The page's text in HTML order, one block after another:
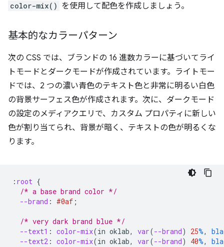
color-mix() を使用して配色を作成しましょう。
基本的なカラーパターン
次の CSS では、ブランドの 16 進数カラーに基づいてライ
トモードとダークモードが作成されています。ライトモー
ドでは、2 つの濃い青色のテキスト色と非常に明るい白色
の背景サーフェス色が作成されます。次に、ダークモード
の設定のメディアクエリで、カスタム プロパティに新しい
色が割り当てられ、背景が暗く、テキストの色が明るくな
ります。
: root {
/* a base brand color */
--brand : #0af ;
/* very dark brand blue */
--text1 : color-mix(in oklab, var(--brand) 25%,
--text2 : color-mix(in oklab, var(--brand) 40%,